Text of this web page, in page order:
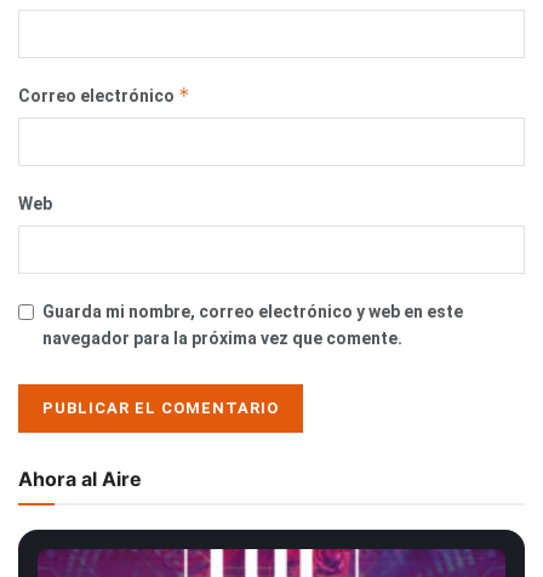
Correo electrónico *
Web
Guarda mi nombre, correo electrónico y web en este
navegador para la próxima vez que comente.
Ahora al Aire